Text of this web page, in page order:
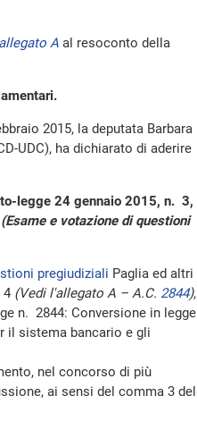
allegato A al resoconto della
2015, la deputata Barbara
UDC), ha dichiarato di aderire
legge 24 gennaio 2015, n. 3,
(Esame e votazione di questioni
pregiudiziali Paglia ed altri
4 (Vedi l'allegato A – A.C. 2844),
n. 2844: Conversione in legge
il sistema bancario e gli
nel concorso di più
ai sensi del comma 3 del